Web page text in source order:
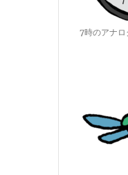
7時のアナロ